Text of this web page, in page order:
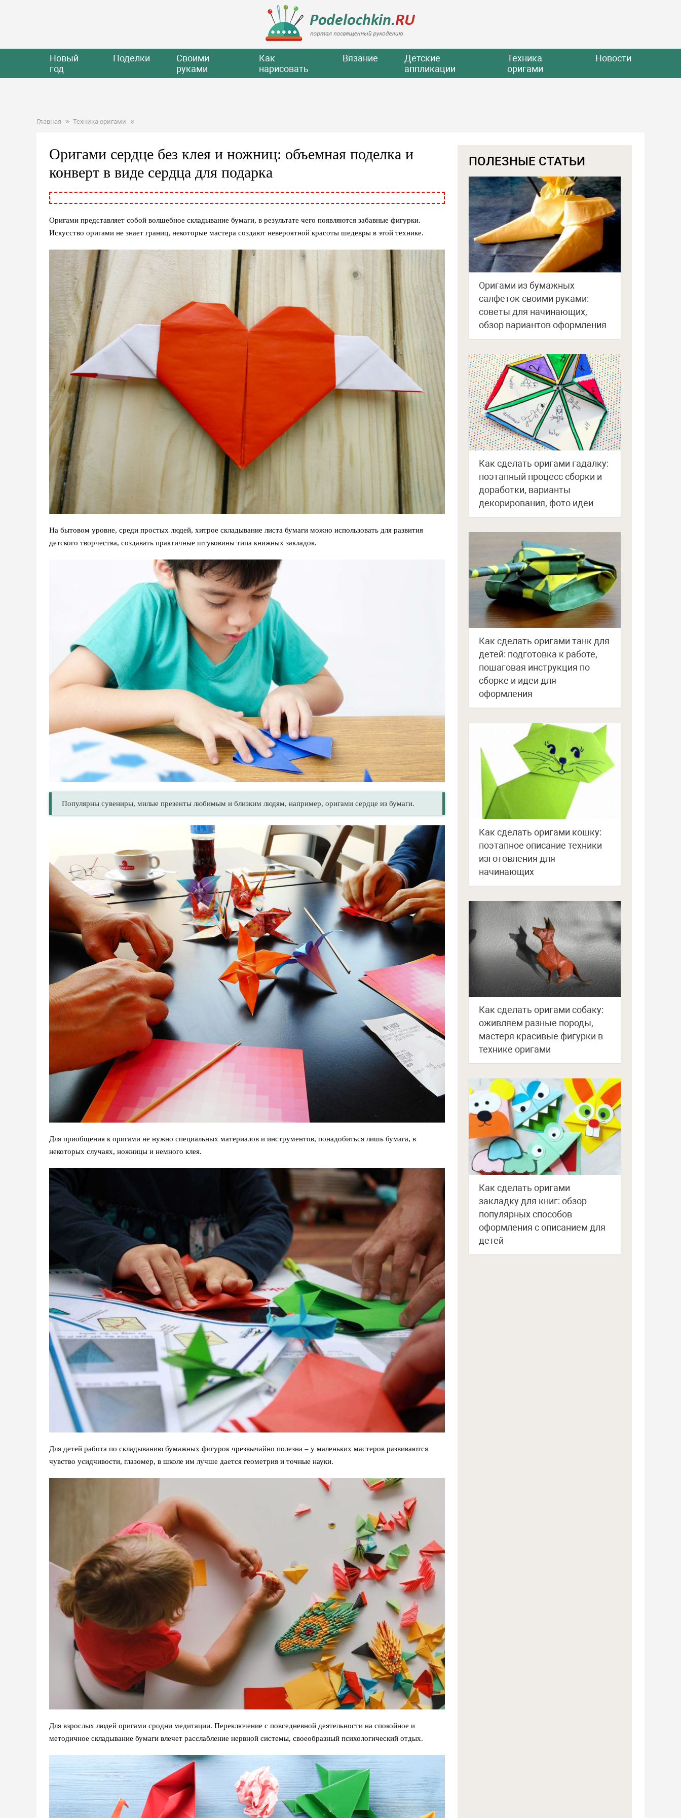
Новый
год
Поделки
Своими
руками
Как
нарисовать
Вязание
Детские
аппликации
Техника
оригами
Новости
Главная Техника оригами
Оригами сердце без клея и ножниц: объемная поделка и
конверт в виде сердца для подарка
Оригами представляет собой волшебное складывание бумаги, в результате чего появляются забавные фигурки.
Искусство оригами не знает границ, некоторые мастера создают невероятной красоты шедевры в этой технике.
На бытовом уровне, среди простых людей, хитрое складывание листа бумаги можно использовать для развития
детского творчества, создавать практичные штуковины типа книжных закладок.
Популярны сувениры, милые презенты любимым и близким людям, например, оригами сердце из бумаги.
Для приобщения к оригами не нужно специальных материалов и инструментов, понадобиться лишь бумага, в
некоторых случаях, ножницы и немного клея.
Для детей работа по складыванию бумажных фигурок чрезвычайно полезна – у маленьких мастеров развиваются
чувство усидчивости, глазомер, в школе им лучше дается геометрия и точные науки.
Для взрослых людей оригами сродни медитации. Переключение с повседневной деятельности на спокойное и
методичное складывание бумаги влечет расслабление нервной системы, своеобразный психологический отдых.
ПОЛЕЗНЫЕ СТАТЬИ
Оригами из бумажных
салфеток своими руками:
советы для начинающих,
обзор вариантов оформления
Как сделать оригами гадалку:
поэтапный процесс сборки и
доработки, варианты
декорирования, фото идеи
Как сделать оригами танк для
детей: подготовка к работе,
пошаговая инструкция по
сборке и идеи для
оформления
Как сделать оригами кошку:
поэтапное описание техники
изготовления для
начинающих
Как сделать оригами собаку:
оживляем разные породы,
мастеря красивые фигурки в
технике оригами
Как сделать оригами
закладку для книг: обзор
популярных способов
оформления с описанием для
детей